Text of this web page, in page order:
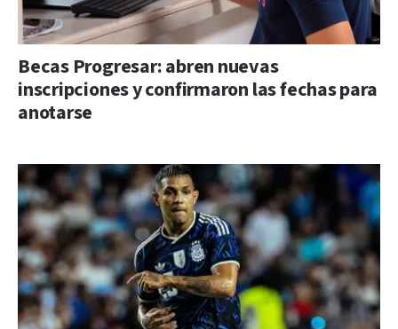
Becas Progresar: abren nuevas
inscripciones y confirmaron las fechas para
anotarse